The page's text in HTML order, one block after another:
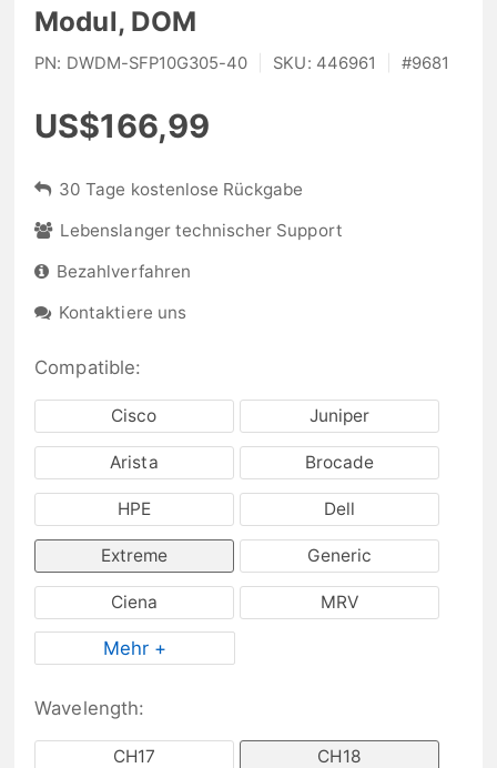
Modul, DOM
PN: DWDM-SFP10G305-40 SKU: 446961 #9681
US$166,99
30 Tage kostenlose Rückgabe
Lebenslanger technischer Support
Bezahlverfahren
Kontaktiere uns
Compatible:
Cisco Juniper
Arista Brocade
HPE Dell
Extreme Generic
Ciena MRV
Mehr +
Wavelength:
CH17 CH18